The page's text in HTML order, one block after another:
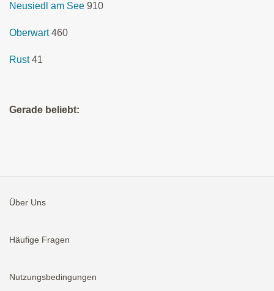
Neusiedl am See 910
Oberwart 460
Rust 41
Gerade beliebt:
Über Uns
Häufige Fragen
Nutzungsbedingungen